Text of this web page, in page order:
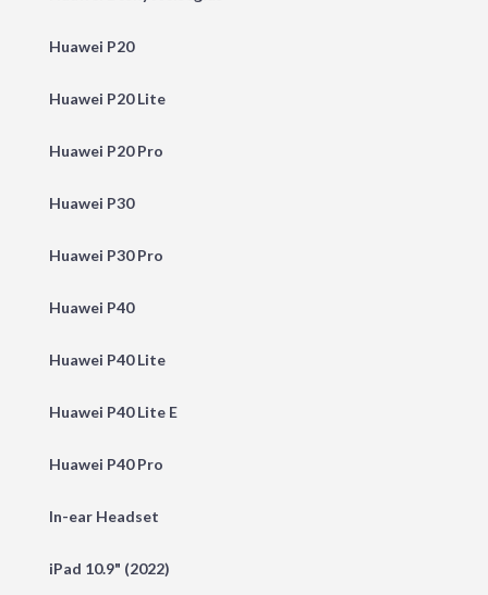
Huawei P20
Huawei P20 Lite
Huawei P20 Pro
Huawei P30
Huawei P30 Pro
Huawei P40
Huawei P40 Lite
Huawei P40 Lite E
Huawei P40 Pro
In-ear Headset
iPad 10.9" (2022)